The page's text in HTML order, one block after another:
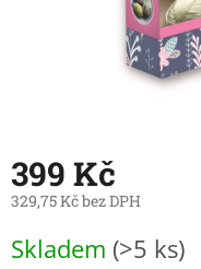
399 Kč
329,75 Kč bez DPH
cena:
Skladem (>5 ks)